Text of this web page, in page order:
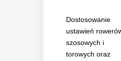
Dostosowanie
ustawień
szosowych i
torowych oraz